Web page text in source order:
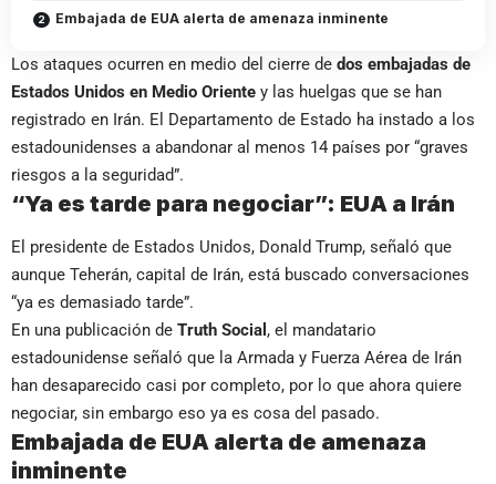
Embajada de EUA alerta de amenaza inminente
Los ataques ocurren en medio del cierre de dos embajadas de
Estados Unidos en Medio Oriente y las huelgas que se han
registrado en Irán. El Departamento de Estado ha instado a los
estadounidenses a abandonar al menos 14 países por “graves
riesgos a la seguridad”.
“Ya es tarde para negociar”: EUA a Irán
El presidente de Estados Unidos, Donald Trump, señaló que
aunque Teherán, capital de Irán, está buscado conversaciones
“ya es demasiado tarde”.
En una publicación de Truth Social , el mandatario
estadounidense señaló que la Armada y Fuerza Aérea de Irán
han desaparecido casi por completo, por lo que ahora quiere
negociar, sin embargo eso ya es cosa del pasado.
Embajada de EUA alerta de amenaza
inminente